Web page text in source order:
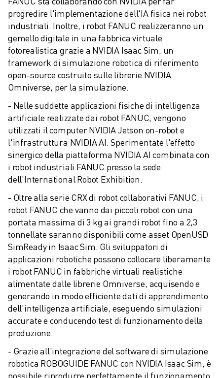
FILIALI
NOTE LEGALI
progredire l'implementazione dell'IA fisica nei robot
industriali. Inoltre, i robot FANUC realizzeranno un
gemello digitale in una fabbrica virtuale
fotorealistica grazie a NVIDIA Isaac Sim, un
framework di simulazione robotica di riferimento
open-source costruito sulle librerie NVIDIA
Omniverse, per la simulazione.
- Nelle suddette applicazioni fisiche di intelligenza
artificiale realizzate dai robot FANUC, vengono
utilizzati il computer NVIDIA Jetson on-robot e
l'infrastruttura NVIDIA AI. Sperimentate l'effetto
sinergico della piattaforma NVIDIA AI combinata con
i robot industriali FANUC presso la sede
dell'International Robot Exhibition.
- Oltre alla serie CRX di robot collaborativi FANUC, i
robot FANUC che vanno dai piccoli robot con una
portata massima di 3 kg ai grandi robot fino a 2,3
tonnellate saranno disponibili come asset OpenUSD
SimReady in Isaac Sim. Gli sviluppatori di
applicazioni robotiche possono collocare liberamente
i robot FANUC in fabbriche virtuali realistiche
alimentate dalle librerie Omniverse, acquisendo e
generando in modo efficiente dati di apprendimento
dell'intelligenza artificiale, eseguendo simulazioni
accurate e conducendo test di funzionamento della
produzione.
- Grazie all'integrazione del software di simulazione
robotica ROBOGUIDE FANUC con NVIDIA Isaac Sim, è
possibile riprodurre perfettamente il funzionamento